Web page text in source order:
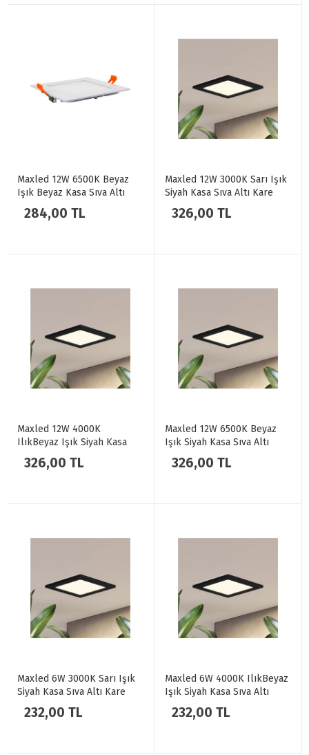
Maxled 12W 6500K Beyaz
Işık Beyaz Kasa Sıva Altı
Kare LED Spot MX-1032
284,00 TL
Maxled 12W 3000K Sarı Işık
Siyah Kasa Sıva Altı Kare
LED Spot MX-1034
326,00 TL
Maxled 12W 4000K
IlıkBeyaz Işık Siyah Kasa
Sıva Altı Kare LED Spot MX-
1034
326,00 TL
Maxled 12W 6500K Beyaz
Işık Siyah Kasa Sıva Altı
Kare LED Spot MX-1034
326,00 TL
Maxled 6W 3000K Sarı Işık
Siyah Kasa Sıva Altı Kare
LED Spot MX-1030
232,00 TL
Maxled 6W 4000K IlıkBeyaz
Işık Siyah Kasa Sıva Altı
Kare LED Spot MX-1030
232,00 TL